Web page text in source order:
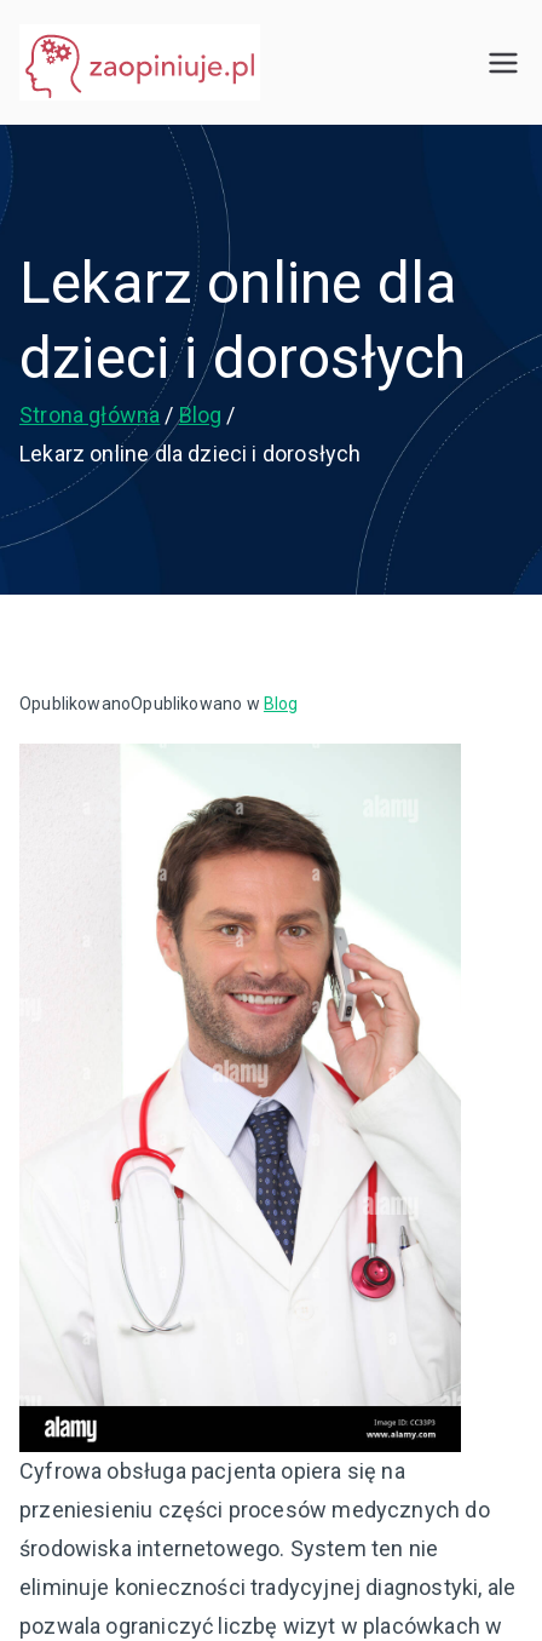
treści
Lekarz online dla
dzieci i dorosłych
Strona główna
Blog
Lekarz online dla dzieci i dorosłych
OpublikowanoOpublikowano w Blog
Cyfrowa obsługa pacjenta opiera się na
przeniesieniu części procesów medycznych do
środowiska internetowego. System ten nie
eliminuje konieczności tradycyjnej diagnostyki, ale
pozwala ograniczyć liczbę wizyt w placówkach w